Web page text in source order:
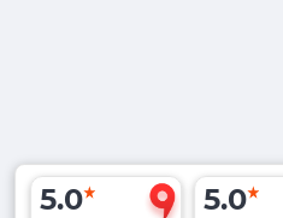
5.0 5.0